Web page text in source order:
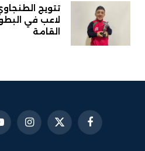
تتويج
لاعب في
القامة
فيسبوكX